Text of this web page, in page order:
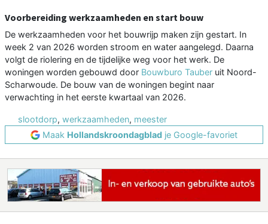
Voorbereiding werkzaamheden en start bouw
De werkzaamheden voor het bouwrijp maken zijn gestart. In
week 2 van 2026 worden stroom en water aangelegd. Daarna
volgt de riolering en de tijdelijke weg voor het werk. De
woningen worden gebouwd door Bouwburo Tauber uit Noord-
Scharwoude. De bouw van de woningen begint naar
verwachting in het eerste kwartaal van 2026.
slootdorp, werkzaamheden, meester
Maak Hollandskroondagblad je Google-favoriet